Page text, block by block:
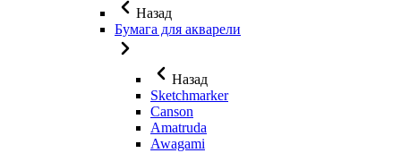
Назад
Бумага для акварели
Назад
Sketchmarker
Canson
Amatruda
Awagami